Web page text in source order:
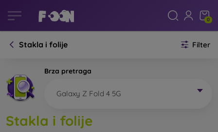
0
Stakla i folije Filter
Brza pretraga
Galaxy Z Fold 4 5G
Stakla i folije